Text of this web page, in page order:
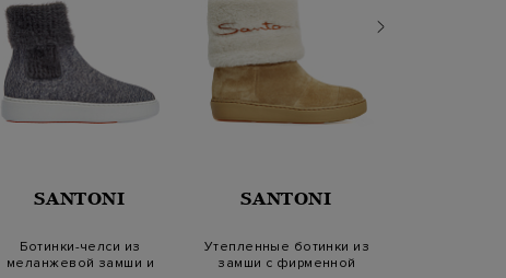
SANTONI
Ботинки-челси из
меланжевой замши и
SANTONI
Утепленные ботинки из
замши с фирменной